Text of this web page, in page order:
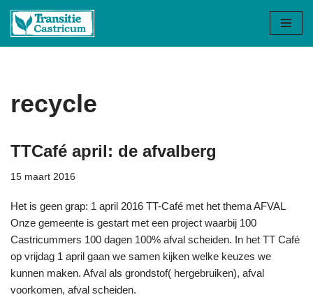
Ga
recycle
TTCafé april: de afvalberg
15 maart 2016
Het is geen grap: 1 april 2016 TT-Café met het thema AFVAL
Onze gemeente is gestart met een project waarbij 100
Castricummers 100 dagen 100% afval scheiden. In het TT Café
op vrijdag 1 april gaan we samen kijken welke keuzes we
kunnen maken. Afval als grondstof( hergebruiken), afval
voorkomen, afval scheiden.